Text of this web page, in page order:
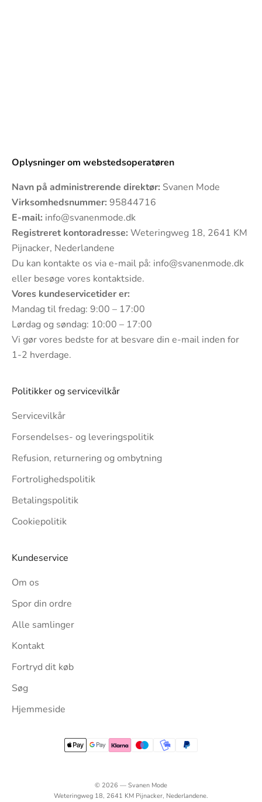
Oplysninger om webstedsoperatøren
Navn på administrerende direktør: Svanen Mode
Virksomhedsnummer: 95844716
E-mail: info@svanenmode.dk
Registreret kontoradresse: Weteringweg 18, 2641 KM
Pijnacker, Nederlandene
Du kan kontakte os via e-mail på: info@svanenmode.dk
eller besøge vores kontaktside.
Vores kundeservicetider er:
Mandag til fredag: 9:00 – 17:00
Lørdag og søndag: 10:00 – 17:00
Vi gør vores bedste for at besvare din e-mail inden for
1-2 hverdage.
Politikker og servicevilkår
Servicevilkår
Forsendelses- og leveringspolitik
Refusion, returnering og ombytning
Fortrolighedspolitik
Betalingspolitik
Cookiepolitik
Kundeservice
Om os
Spor din ordre
Alle samlinger
Kontakt
Fortryd dit køb
Søg
Hjemmeside
© 2026 — Svanen Mode
Weteringweg 18, 2641 KM Pijnacker, Nederlandene.